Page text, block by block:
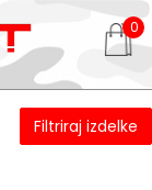
0
Filtriraj izdelke